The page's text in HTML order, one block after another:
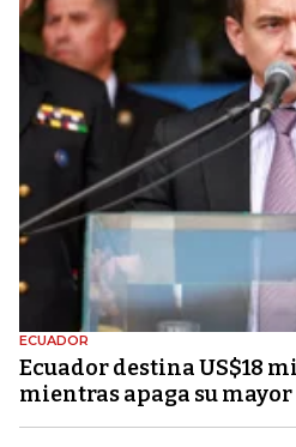
ECUADOR
Ecuador destina US$18
mientras apaga su